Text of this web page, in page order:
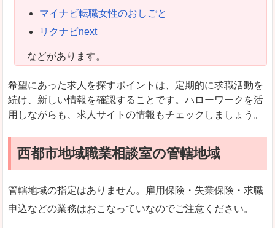
マイナビ転職女性のおしごと
リクナビnext
などがあります。
希望にあった求人を探すポイントは、定期的に求職活動を
続け、新しい情報を確認することです。ハローワークを活
用しながらも、求人サイトの情報もチェックしましょう。
西都市地域職業相談室の管轄地域
管轄地域の指定はありません。雇用保険・失業保険・求職
申込などの業務はおこなっていなのでご注意ください。